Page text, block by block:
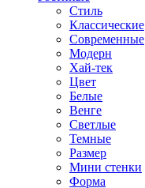
Стиль
Классические
Современные
Модерн
Хай-тек
Цвет
Белые
Венге
Светлые
Темные
Размер
Мини стенки
Форма